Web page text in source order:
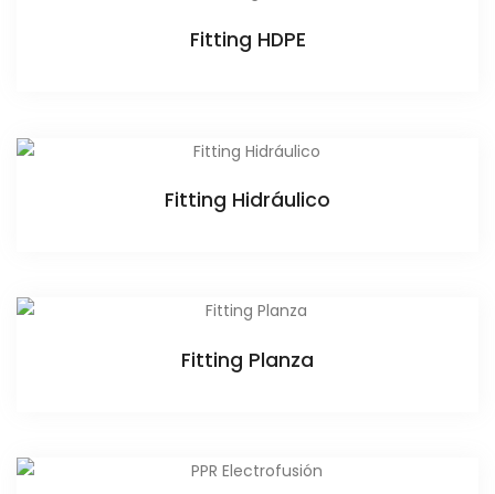
Fitting HDPE
Fitting Hidráulico
Fitting Planza